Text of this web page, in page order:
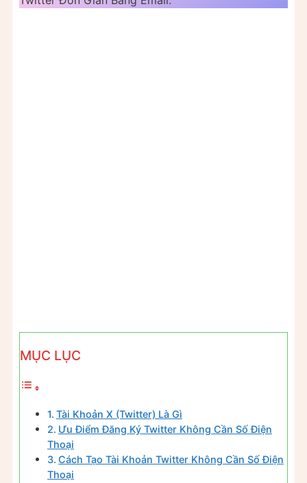
MỤC LỤC
Tài Khoản X (Twitter) Là Gì
Ưu Điểm Đăng Ký Twitter Không Cần Số Điện
Thoại
Cách Tạo Tài Khoản Twitter Không Cần Số Điện
Thoại